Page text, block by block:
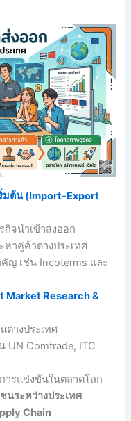
มต้น (Import-Export
กิจนำเข้าส่งออก
หาคู่ค้าต่างประเทศ
ญ เช่น Incoterms และ
Market Research &
ต่างประเทศ
UN Comtrade, ITC
ารแข่งขันในตลาดโลก
นระหว่างประเทศ
Chain